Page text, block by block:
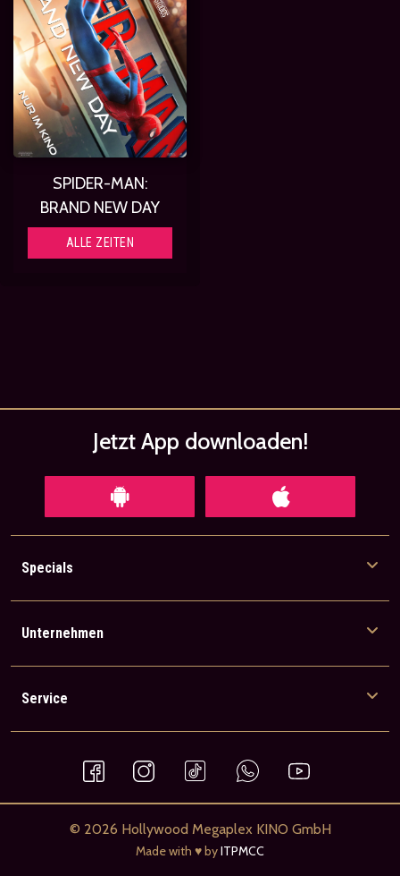
SPIDER-MAN:
BRAND NEW DAY
ALLE ZEITEN
Jetzt App downloaden!
Specials
Unternehmen
Service
© 2026 Hollywood Megaplex KINO GmbH
Made with ♥ byITPMCC